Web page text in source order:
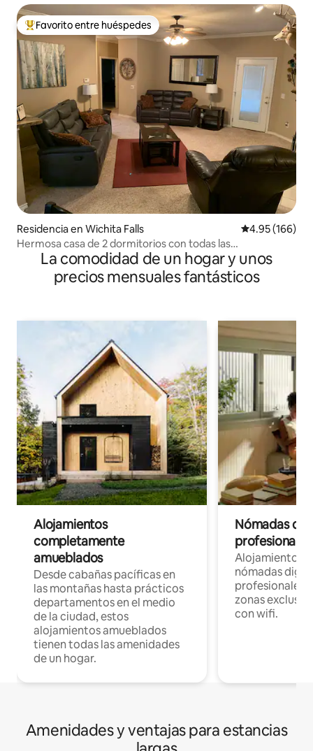
De los mejores en Favorito entre huéspedes
Favorito entre huéspedes
Residencia en Wichita Falls Calificación
4.95 (166)
Hermosa casa de 2 dormitorios con todas las
comodidades
La comodidad de un hogar y unos
precios mensuales fantásticos
Alojamientos
completamente
amueblados
Desde cabañas pacíficas en
las montañas hasta prácticos
departamentos en el medio
de la ciudad, estos
alojamientos amueblados
tienen todas las amenidades
de un hogar.
Nómadas
Alojamientos
nómadas
profesionales
zonas
con wifi.
Amenidades y ventajas para estancias